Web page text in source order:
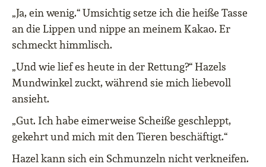
„Ja, ein wenig.“ Umsichtig setze ich die heiße Tasse
an die Lippen und nippe an meinem Kakao. Er
schmeckt himmlisch.
„Und wie lief es heute in der Rettung?“ Hazels
Mundwinkel zuckt, während sie mich liebevoll
ansieht.
„Gut. Ich habe eimerweise Scheiße geschleppt,
gekehrt und mich mit den Tieren beschäftigt.“
Hazel kann sich ein Schmunzeln nicht verkneifen.